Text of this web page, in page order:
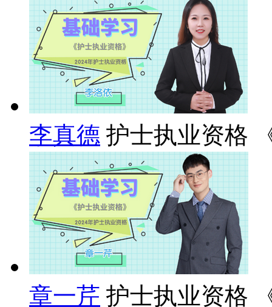
李真德 护士执业资格
章一芹 护士执业资格